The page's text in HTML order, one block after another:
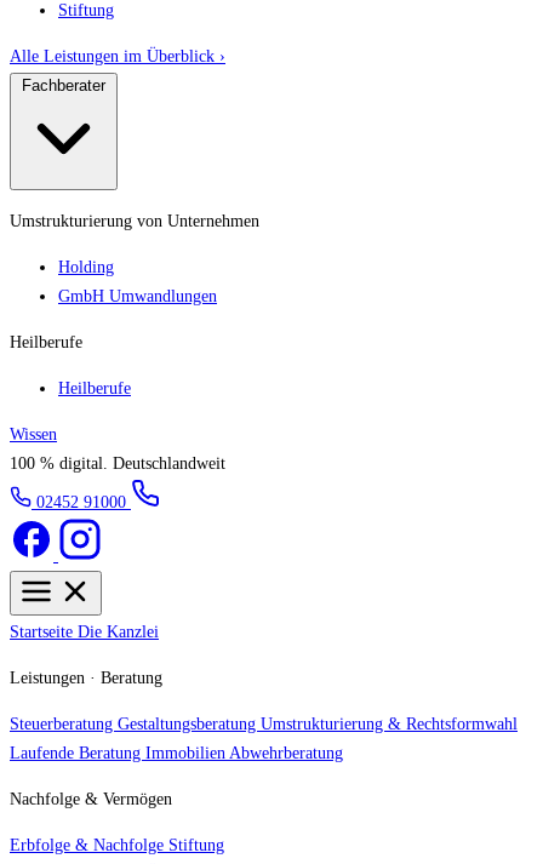
Stiftung
Alle Leistungen im Überblick ›
Fachberater
Umstrukturierung von Unternehmen
Holding
GmbH Umwandlungen
Heilberufe
Heilberufe
Wissen
100 % digital. Deutschlandweit
02452 91000
Startseite Die Kanzlei
Leistungen · Beratung
Steuerberatung Gestaltungsberatung Umstrukturierung & Rechtsformwahl
Laufende Beratung Immobilien Abwehrberatung
Nachfolge & Vermögen
Erbfolge & Nachfolge Stiftung